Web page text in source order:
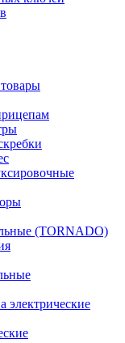
(TORNADO)
электрические